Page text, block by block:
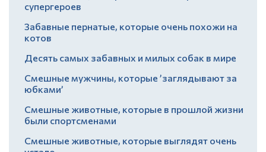
супергероев
Забавные пернатые, которые очень похожи на
котов
Десять самых забавных и милых собак в мире
Смешные мужчины, которые ’заглядывают за
юбками’
Смешные животные, которые в прошлой жизни
были спортсменами
Смешные животные, которые выглядят очень